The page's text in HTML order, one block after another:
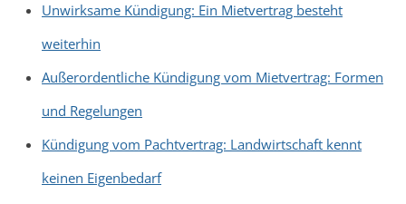
Unwirksame Kündigung: Ein Mietvertrag besteht
weiterhin
Außerordentliche Kündigung vom Mietvertrag: Formen
und Regelungen
Kündigung vom Pachtvertrag: Landwirtschaft kennt
keinen Eigenbedarf